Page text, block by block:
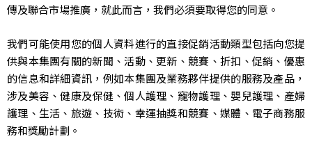
傳及聯合市場推廣，就此而言，我們必須要取得您的同意。
我們可能使用您的個人資料進行的直接促銷活動類型包括向您提
供與本集團有關的新聞、活動、更新、競賽、折扣、促銷、優惠
的信息和詳細資訊，例如本集團及業務夥伴提供的服務及產品，
涉及美容、健康及保健、個人護理、寵物護理、嬰兒護理、產婦
護理、生活、旅遊、技術、幸運抽獎和競賽、媒體、電子商務服
務和獎勵計劃。